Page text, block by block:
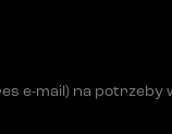
e-mail) na